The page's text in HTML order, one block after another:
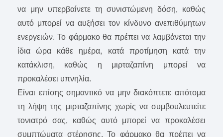
να μην υπερβαίνετε τη συνιστώμενη δόση, καθώς
αυτό μπορεί να αυξήσει τον κίνδυνο ανεπιθύμητων
ενεργειών. Το φάρμακο θα πρέπει να λαμβάνεται την
ίδια ώρα κάθε ημέρα, κατά προτίμηση κατά την
κατάκλιση, καθώς η μιρταζαπίνη μπορεί να
προκαλέσει υπνηλία.
Είναι επίσης σημαντικό να μην διακόπτετε απότομα
τη λήψη της μιρταζαπίνης χωρίς να συμβουλευτείτε
τονιατρό σας, καθώς αυτό μπορεί να προκαλέσει
συμπτώματα στέρησης. Το φάρμακο θα πρέπει να